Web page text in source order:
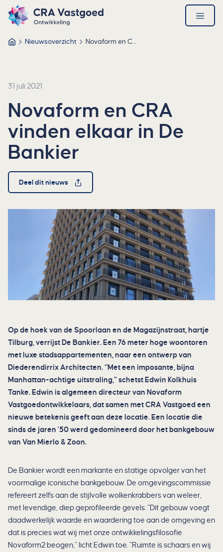
Ga direct naar de inhoud
Direct naar de footer
CRA Vastgoed – Ga naar homepage
open
menu
CRA Vastgoed
Nieuwsoverzicht Novaform en CRA vinden elkaar in De Bankier
Novaform en CRA
vinden elkaar in De
Bankier
Deel dit nieuws
31 juli 2021
Op de hoek van de Spoorlaan en de Magazijnstraat, hartje
Tilburg, verrijst De Bankier. Een 76 meter hoge woontoren
met luxe stadsappartementen, naar een ontwerp van
Diederendirrix Architecten. “Met een imposante, bijna
Manhattan-achtige uitstraling,” schetst Edwin Kolkhuis
Tanke. Edwin is algemeen directeur van Novaform
Vastgoedontwikkelaars, dat samen met CRA Vastgoed een
nieuwe betekenis geeft aan deze locatie. Een locatie die
sinds de jaren ’50 werd gedomineerd door het bankgebouw
van Van Mierlo & Zoon.
De Bankier wordt een markante en statige opvolger van het
voormalige iconische bankgebouw. De omgevingscommissie
refereert zelfs aan de stijlvolle wolkenkrabbers van weleer,
met levendige, diep geprofileerde gevels. “Dit gebouw voegt
daadwerkelijk waarde en waardering toe aan de omgeving en
dat is precies wat wij met onze ontwikkelingsfilosofie
Novaform2 beogen,” licht Edwin toe. “Ruimte is schaars en wij